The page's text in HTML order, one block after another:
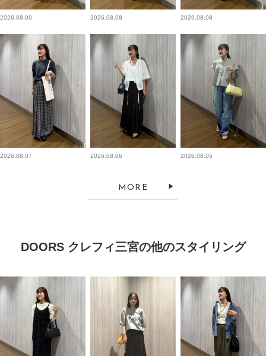
2026.08.09 2026.08.08 2026.08.08
2026.08.07 2026.08.06 2026.08.05
MORE
DOORS クレフィ三宮の他のスタイリング